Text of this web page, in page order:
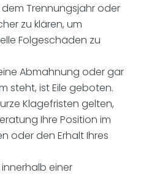
Trennungsjahr oder
zu klären, um
Folgeschäden zu
Abmahnung oder gar
steht, ist Eile geboten.
Klagefristen gelten,
Ihre Position im
oder den Erhalt Ihres
einer